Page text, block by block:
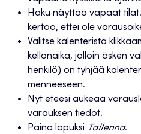
Haku näyttää vapaat
kertoo, ettei ole
Valitse kalenterista
kellonaika, jolloin äsken
henkilö) on tyhjää
menneeseen.
Nyt eteesi aukeaa
varauksen tiedot.
Paina lopuksi Tallenna.